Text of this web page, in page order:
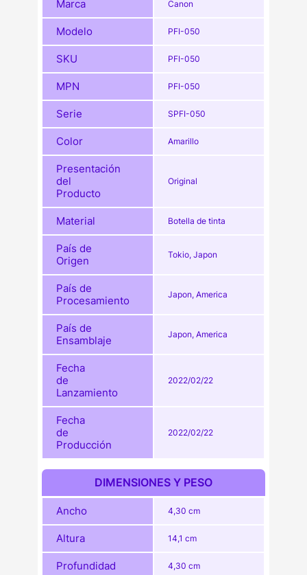
Marca Canon
Modelo PFI-050
SKU PFI-050
MPN PFI-050
Serie SPFI-050
Color Amarillo
Presentación
del
Producto
Original
Material Botella de tinta
País de
Origen
Tokio, Japon
País de
Procesamiento
Japon, America
País de
Ensamblaje
Japon, America
Fecha
de
Lanzamiento
2022/02/22
Fecha
de
Producción
2022/02/22
DIMENSIONES Y PESO
Ancho 4,30 cm
Altura 14,1 cm
Profundidad 4,30 cm